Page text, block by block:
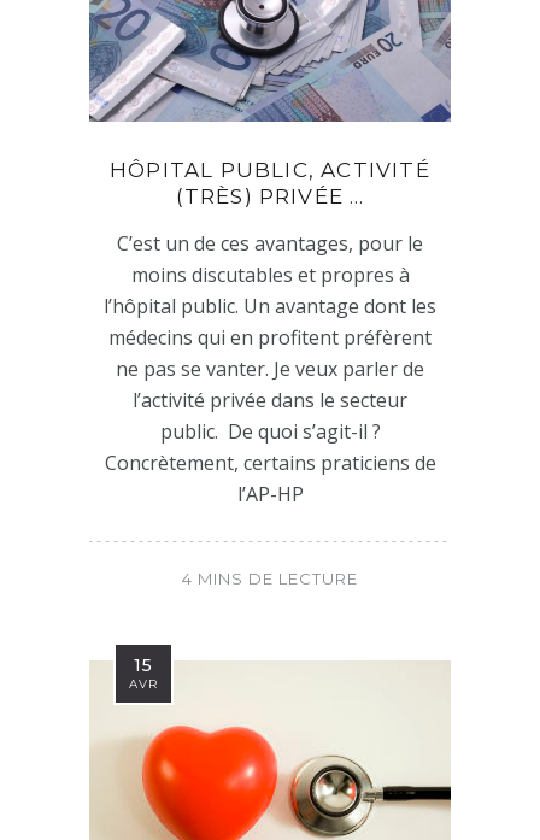
HÔPITAL PUBLIC, ACTIVITÉ
(TRÈS) PRIVÉE …
C’est un de ces avantages, pour le
moins discutables et propres à
l’hôpital public. Un avantage dont les
médecins qui en profitent préfèrent
ne pas se vanter. Je veux parler de
l’activité privée dans le secteur
public. De quoi s’agit-il ?
Concrètement, certains praticiens de
l’AP-HP
4 MINS DE LECTURE
15
AVR